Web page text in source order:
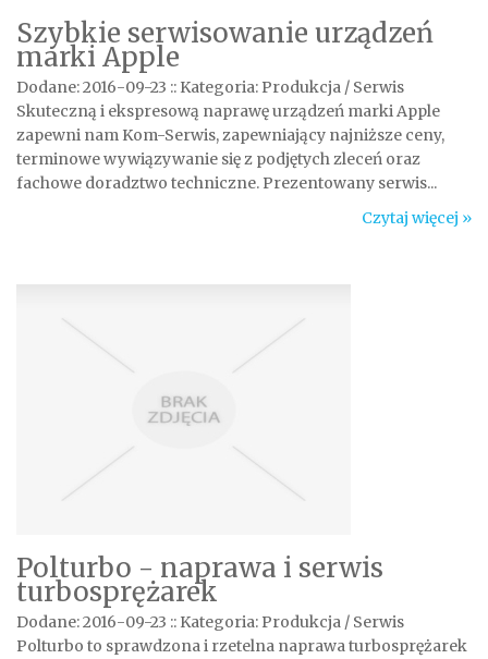
Szybkie serwisowanie urządzeń
marki Apple
Dodane: 2016-09-23 :: Kategoria: Produkcja / Serwis
Skuteczną i ekspresową naprawę urządzeń marki Apple
zapewni nam Kom-Serwis, zapewniający najniższe ceny,
terminowe wywiązywanie się z podjętych zleceń oraz
fachowe doradztwo techniczne. Prezentowany serwis...
Czytaj więcej »
Polturbo - naprawa i serwis
turbosprężarek
Dodane: 2016-09-23 :: Kategoria: Produkcja / Serwis
Polturbo to sprawdzona i rzetelna naprawa turbosprężarek